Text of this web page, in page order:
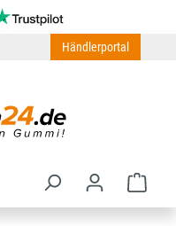
Händlerportal